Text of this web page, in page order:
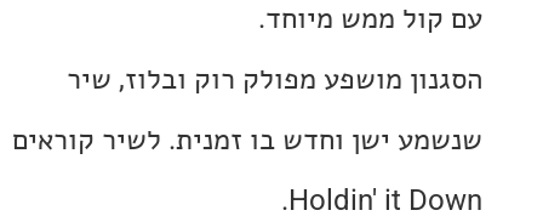
ממש מיוחד.
מושפע מפולק רוק ובלוז, שיר
ישן וחדש בו זמנית. לשיר קוראים
Holdin' it